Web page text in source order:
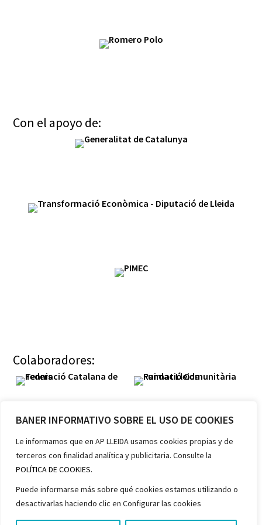
BANER INFORMATIVO SOBRE EL USO DE COOKIES
Le informamos que en AP LLEIDA usamos cookies propias y de
terceros con finalidad analítica y publicitaria. Consulte la
POLÍTICA DE COOKIES.
Puede informarse más sobre qué cookies estamos utilizando o
desactivarlas haciendo clic en Configurar las cookies
Miembros:
Colaboradores:
Con el apoyo de: